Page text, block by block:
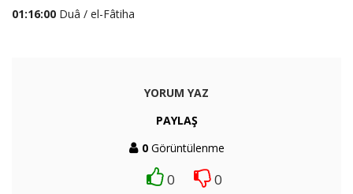
01:16:00 Duâ / el-Fâtiha
YORUM YAZ
PAYLAŞ
0Görüntülenme
0 0